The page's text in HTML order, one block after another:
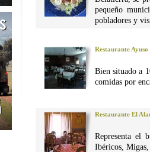
pequeño
pobladores y
Restaurante Ayuso
Bien situado a
comidas por
Restaurante El
Representa el
Ibéricos, Migas,